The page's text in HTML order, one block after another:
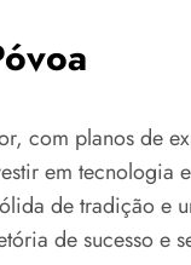
com planos de
em tecnologia
de tradição e
de sucesso e